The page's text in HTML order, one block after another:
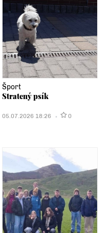
Šport
Stratený psík
05.07.2026 18:26 0